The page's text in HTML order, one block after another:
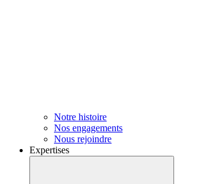
Notre histoire
Nos engagements
Nous rejoindre
Expertises